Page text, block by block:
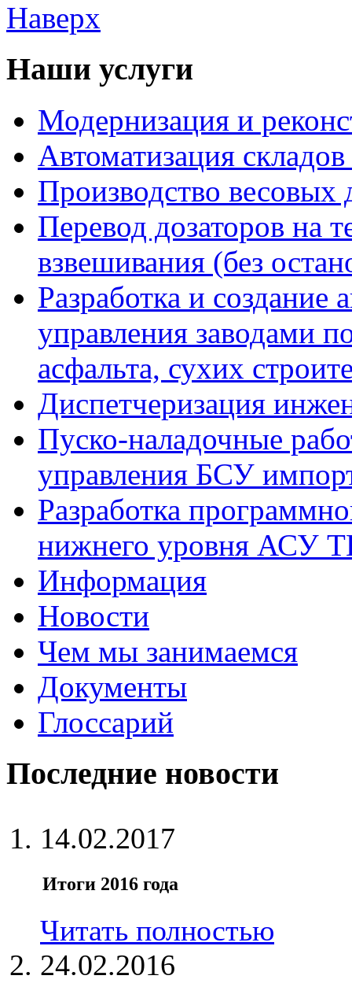
Наверх
Наши услуги
Модернизация и
Автоматизация
Производство весовых
Перевод дозаторов на
взвешивания (без
Разработка и создание
управления заводами
асфальта, сухих
Диспетчеризация
Пуско-наладочные
управления БСУ
Разработка
нижнего уровня АСУ
Информация
Новости
Чем мы занимаемся
Документы
Глоссарий
Последние новости
14.02.2017
Итоги 2016 года
Читать полностью
24.02.2016